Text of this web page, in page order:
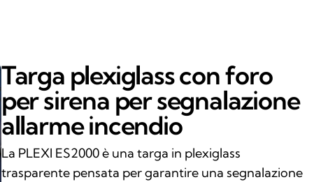
Targa plexiglass con foro
per sirena per segnalazione
allarme incendio
La PLEXI ES2000 è una targa in plexiglass
trasparente pensata per garantire una segnalazione